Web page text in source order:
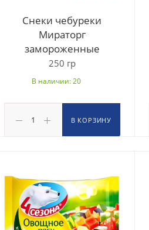
Снеки чебуреки
Мираторг
замороженные
250 гр
В наличии: 20
В КОРЗИНУ